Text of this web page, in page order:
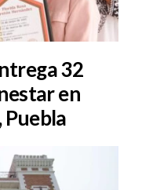
32
en
Puebla